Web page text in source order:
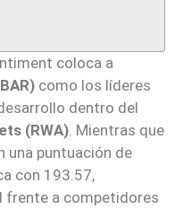
coloca a
como los líderes
dentro del
(RWA) . Mientras que
una puntuación de
con 193.57,
frente a competidores